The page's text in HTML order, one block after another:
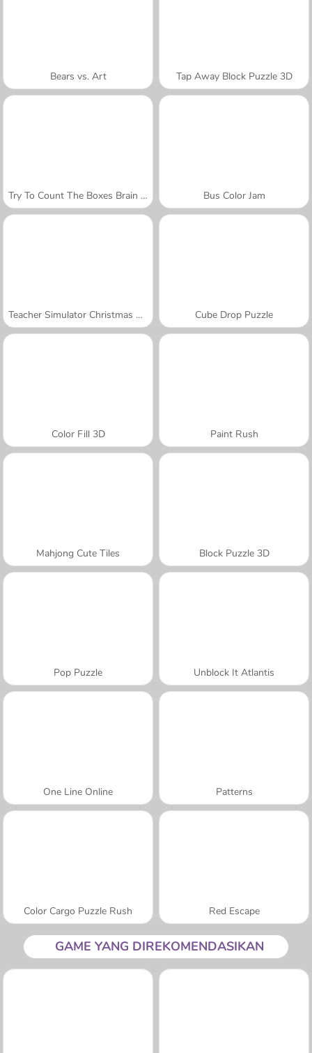
Bears vs. Art Tap Away Block Puzzle 3D
Try To Count The Boxes Brain Training Bus Color Jam
Teacher Simulator Christmas Exam Cube Drop Puzzle
Color Fill 3D Paint Rush
Mahjong Cute Tiles Block Puzzle 3D
Pop Puzzle Unblock It Atlantis
One Line Online Patterns
Color Cargo Puzzle Rush Red Escape
GAME YANG DIREKOMENDASIKAN